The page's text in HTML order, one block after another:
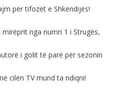
për tifozët e Shkëndijës!
nga numri 1 i Strugës,
i golit të parë për sezonin
cilën TV mund ta ndiqni!